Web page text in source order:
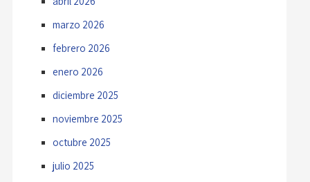
marzo 2026
febrero 2026
enero 2026
diciembre 2025
noviembre 2025
octubre 2025
julio 2025